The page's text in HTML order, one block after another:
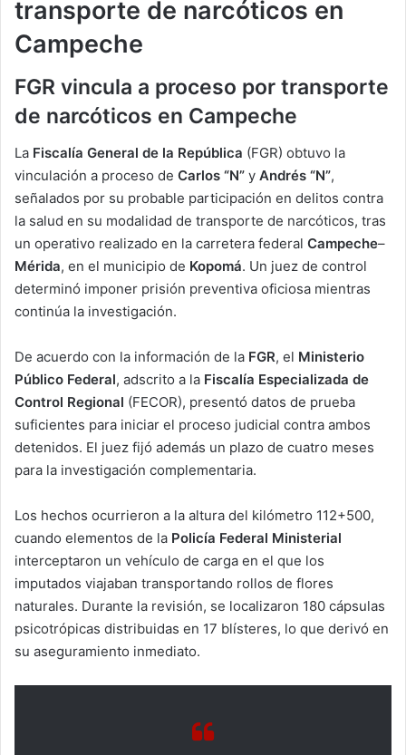
transporte de narcóticos en
Campeche
FGR vincula a proceso por transporte
de narcóticos en Campeche
La Fiscalía General de la República (FGR) obtuvo la
vinculación a proceso de Carlos “N” y Andrés “N”,
señalados por su probable participación en delitos contra
la salud en su modalidad de transporte de narcóticos, tras
un operativo realizado en la carretera federal Campeche–
Mérida, en el municipio de Kopomá. Un juez de control
determinó imponer prisión preventiva oficiosa mientras
continúa la investigación.
De acuerdo con la información de la FGR, el Ministerio
Público Federal, adscrito a la Fiscalía Especializada de
Control Regional (FECOR), presentó datos de prueba
suficientes para iniciar el proceso judicial contra ambos
detenidos. El juez fijó además un plazo de cuatro meses
para la investigación complementaria.
Los hechos ocurrieron a la altura del kilómetro 112+500,
cuando elementos de la Policía Federal Ministerial
interceptaron un vehículo de carga en el que los
imputados viajaban transportando rollos de flores
naturales. Durante la revisión, se localizaron 180 cápsulas
psicotrópicas distribuidas en 17 blísteres, lo que derivó en
su aseguramiento inmediato.